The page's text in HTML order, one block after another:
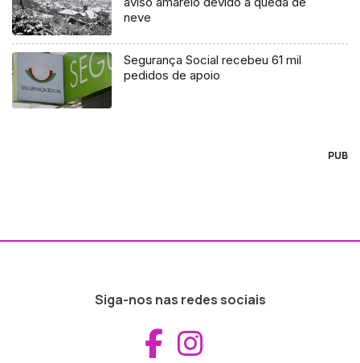
neve
Segurança Social recebeu 61 mil
pedidos de apoio
PUB
Siga-nos nas redes sociais
Aceder ao